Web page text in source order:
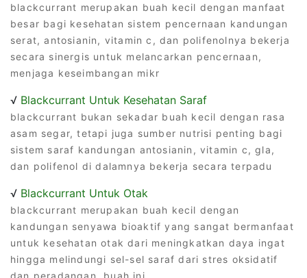
blackcurrant merupakan buah kecil dengan manfaat
besar bagi kesehatan sistem pencernaan kandungan
serat, antosianin, vitamin c, dan polifenolnya bekerja
secara sinergis untuk melancarkan pencernaan,
menjaga keseimbangan mikr
√ Blackcurrant Untuk Kesehatan Saraf
blackcurrant bukan sekadar buah kecil dengan rasa
asam segar, tetapi juga sumber nutrisi penting bagi
sistem saraf kandungan antosianin, vitamin c, gla,
dan polifenol di dalamnya bekerja secara terpadu
√ Blackcurrant Untuk Otak
blackcurrant merupakan buah kecil dengan
kandungan senyawa bioaktif yang sangat bermanfaat
untuk kesehatan otak dari meningkatkan daya ingat
hingga melindungi sel-sel saraf dari stres oksidatif
dan peradangan, buah ini